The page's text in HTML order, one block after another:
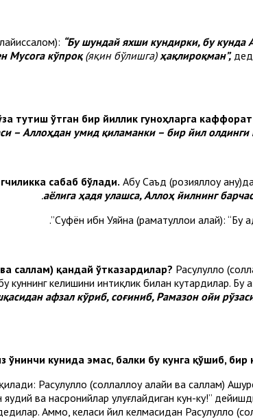
“Бу шундай яхши кундирки, бу
Мусога кўпроқ(яқин бўлишга)ҳақлироқман”,
тутиш ўтган бир йиллик гуноҳларга
– Аллоҳдан умид қиламанки – бир йил олдинги
сабаб бўлади. Абу Саъд (розияллоҳу
аёлига ҳадя улашса, Аллоҳ йилнинг
Суфён ибн Уяйна (раҳматуллоҳи алайҳ):
саллам) қандай ўтказардилар? Расулуллоҳ
куннинг келишини интиқлик билан кутардилар. Бу
афзал кўриб, соғиниб, Рамазон ойи
кунида эмас, балки бу кунга қўшиб,
Расулуллоҳ (соллаллоҳу алайҳи ва саллам)
ва насронийлар улуғлайдиган кун-ку!”
Аммо, келаси йил келмасидан Расулуллоҳ